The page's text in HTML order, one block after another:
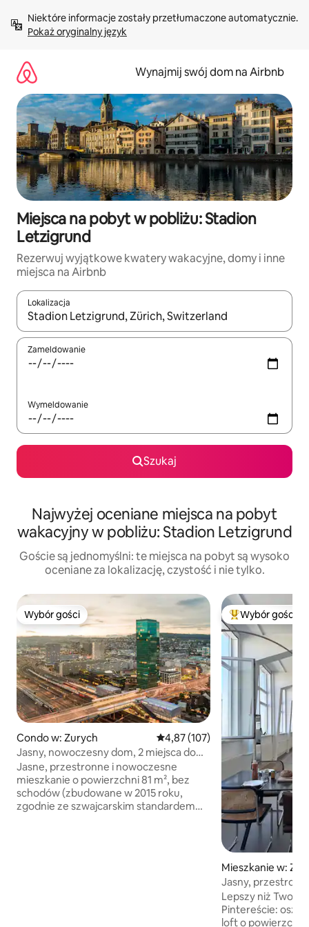
treści Pokaż oryginalny język
Wynajmij swój dom na Airbnb
Miejsca na pobyt w pobliżu: Stadion
Letzigrund
Rezerwuj wyjątkowe kwatery wakacyjne, domy i inne
miejsca na Airbnb
Lokalizacja
Gdy wyniki będą dostępne, możesz poruszać się po nich za
Zameldowanie
Wymeldowanie
Szukaj
Najwyżej oceniane miejsca na pobyt
wakacyjny w pobliżu: Stadion Letzigrund
Goście są jednomyślni: te miejsca na pobyt są wysoko
oceniane za lokalizację, czystość i nie tylko.
Wybór gości
Wybór gości
Condo w: Zurych Średnia ocena: 4,87 na 5, liczba
4,87 (107)
Jasny, nowoczesny dom, 2 miejsca do
pracy, balkon i fortepian
Jasne, przestronne i nowoczesne
mieszkanie o powierzchni 81 m², bez
schodów (zbudowane w 2015 roku,
zgodnie ze szwajcarskim standardem
Wybór gości
Mieszkanie w:
Jasny,
pobliżu Letzi
Lepszy niż Twoja
Pintereście:
loft o powierzchni